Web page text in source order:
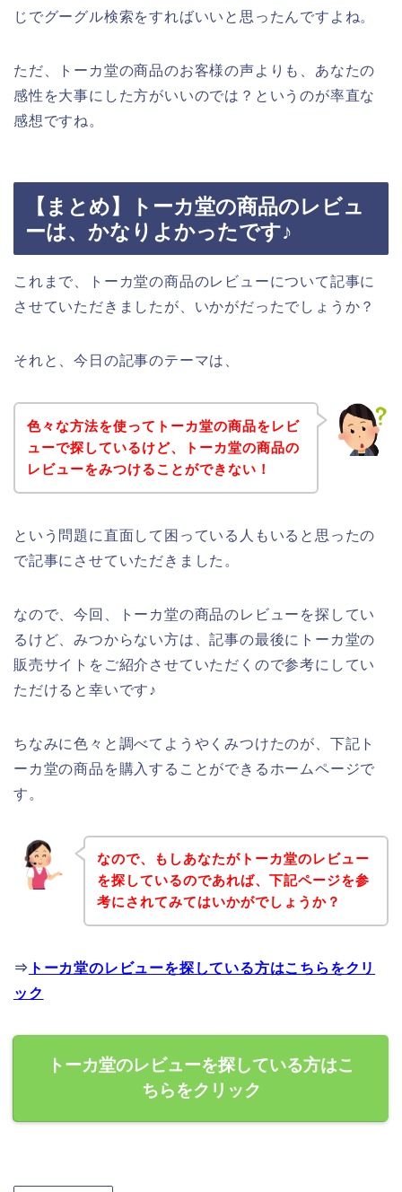
じでグーグル検索をすればいいと思ったんですよね。
ただ、トーカ堂の商品のお客様の声よりも、あなたの
感性を大事にした方がいいのでは？というのが率直な
感想ですね。
【まとめ】トーカ堂の商品のレビュ
ーは、かなりよかったです♪
これまで、トーカ堂の商品のレビューについて記事に
させていただきましたが、いかがだったでしょうか？
それと、今日の記事のテーマは、
色々な方法を使ってトーカ堂の商品をレビ
ューで探しているけど、トーカ堂の商品の
レビューをみつけることができない！
という問題に直面して困っている人もいると思ったの
で記事にさせていただきました。
なので、今回、トーカ堂の商品のレビューを探してい
るけど、みつからない方は、記事の最後にトーカ堂の
販売サイトをご紹介させていただくので参考にしてい
ただけると幸いです♪
ちなみに色々と調べてようやくみつけたのが、下記ト
ーカ堂の商品を購入することができるホームページで
す。
なので、もしあなたがトーカ堂のレビュー
を探しているのであれば、下記ページを参
考にされてみてはいかがでしょうか？
⇒ トーカ堂のレビューを探している方はこちらをクリ
ック
トーカ堂のレビューを探している方はこ
ちらをクリック